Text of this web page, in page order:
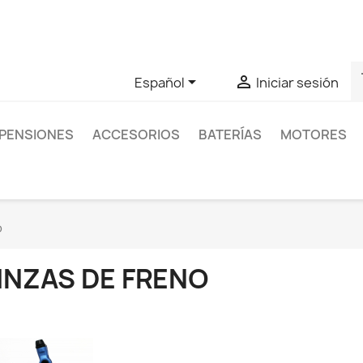
Español  Iniciar sesión
ACCESORIOS BATERÍAS MOTORES
DE FRENO